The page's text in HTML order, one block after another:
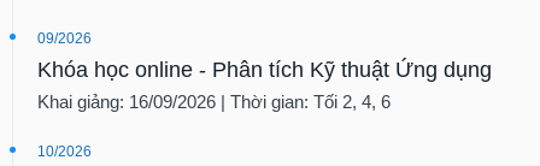
09/2026
Khóa học online - Phân tích Kỹ thuật Ứng dụng
Khai giảng: 16/09/2026 | Thời gian: Tối 2, 4, 6
10/2026